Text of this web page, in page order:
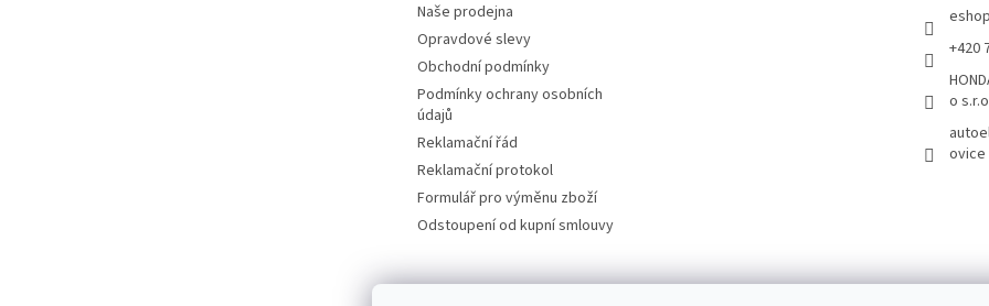
Naše prodejna
Opravdové slevy
Obchodní podmínky
Podmínky ochrany osobních
údajů
Reklamační řád
Reklamační protokol
Formulář pro výměnu zboží
Odstoupení od kupní smlouvy
eshop
+420
o
ovice